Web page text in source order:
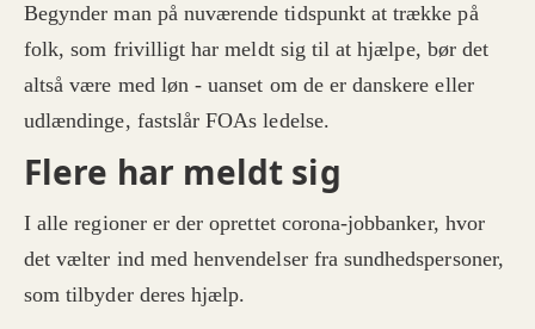
Begynder man på nuværende tidspunkt at trække på
folk, som frivilligt har meldt sig til at hjælpe, bør det
altså være med løn - uanset om de er danskere eller
udlændinge, fastslår FOAs ledelse.
Flere har meldt sig
I alle regioner er der oprettet corona-jobbanker, hvor
det vælter ind med henvendelser fra sundhedspersoner,
som tilbyder deres hjælp.